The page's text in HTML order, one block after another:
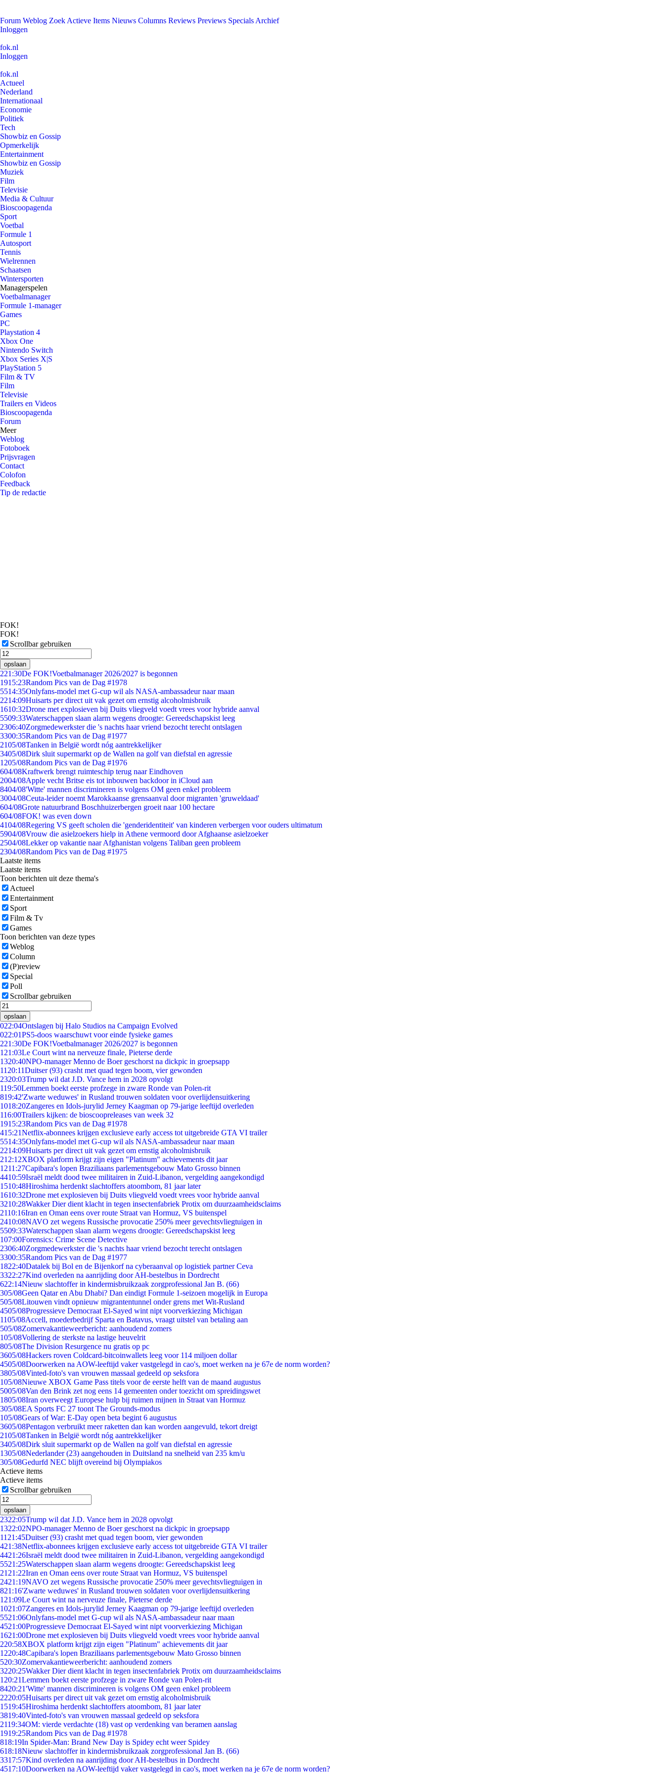
Forum Weblog Zoek Actieve Items Nieuws Columns Reviews Previews Specials Archief
Inloggen
fok.nl
Inloggen
fok.nl
Actueel
Nederland
Internationaal
Economie
Politiek
Tech
Showbiz en Gossip
Opmerkelijk
Entertainment
Showbiz en Gossip
Muziek
Film
Televisie
Media & Cultuur
Bioscoopagenda
Sport
Voetbal
Formule 1
Autosport
Tennis
Wielrennen
Schaatsen
Wintersporten
Managerspelen
Voetbalmanager
Formule 1-manager
Games
PC
Playstation 4
Xbox One
Nintendo Switch
Xbox Series X|S
PlayStation 5
Film & TV
Film
Televisie
Trailers en Videos
Bioscoopagenda
Forum
Meer
Weblog
Fotoboek
Prijsvragen
Contact
Colofon
Feedback
Tip de redactie
FOK!
FOK!
Scrollbar gebruiken
opslaan
221:30De FOK!Voetbalmanager 2026/2027 is begonnen
1915:23Random Pics van de Dag #1978
5514:35Onlyfans-model met G-cup wil als NASA-ambassadeur naar maan
2214:09Huisarts per direct uit vak gezet om ernstig alcoholmisbruik
1610:32Drone met explosieven bij Duits vliegveld voedt vrees voor hybride aanval
5509:33Waterschappen slaan alarm wegens droogte: Gereedschapskist leeg
2306:40Zorgmedewerkster die 's nachts haar vriend bezocht terecht ontslagen
3300:35Random Pics van de Dag #1977
2105/08Tanken in België wordt nóg aantrekkelijker
3405/08Dirk sluit supermarkt op de Wallen na golf van diefstal en agressie
1205/08Random Pics van de Dag #1976
604/08Kraftwerk brengt ruimteschip terug naar Eindhoven
2004/08Apple vecht Britse eis tot inbouwen backdoor in iCloud aan
8404/08'Witte' mannen discrimineren is volgens OM geen enkel probleem
3004/08Ceuta-leider noemt Marokkaanse grensaanval door migranten 'gruweldaad'
604/08Grote natuurbrand Boschhuizerbergen groeit naar 100 hectare
604/08FOK! was even down
4104/08Regering VS geeft scholen die 'genderidentiteit' van kinderen verbergen voor ouders ultimatum
5904/08Vrouw die asielzoekers hielp in Athene vermoord door Afghaanse asielzoeker
2504/08Lekker op vakantie naar Afghanistan volgens Taliban geen probleem
2304/08Random Pics van de Dag #1975
Laatste items
Laatste items
Toon berichten uit deze thema's
Actueel
Entertainment
Sport
Film & Tv
Games
Toon berichten van deze types
Weblog
Column
(P)review
Special
Poll
Scrollbar gebruiken
opslaan
022:04Ontslagen bij Halo Studios na Campaign Evolved
022:01PS5-doos waarschuwt voor einde fysieke games
221:30De FOK!Voetbalmanager 2026/2027 is begonnen
1 21:03Le Court wint na nerveuze finale, Pieterse derde
1320:40NPO-manager Menno de Boer geschorst na dickpic in groepsapp
11 20:11Duitser (93) crasht met quad tegen boom, vier gewonden
2320:03Trump wil dat J.D. Vance hem in 2028 opvolgt
119:50Lemmen boekt eerste profzege in zware Ronde van Polen-rit
819:42'Zwarte weduwes' in Rusland trouwen soldaten voor overlijdensuitkering
1018:20Zangeres en Idols-jurylid Jerney Kaagman op 79-jarige leeftijd overleden
116:00Trailers kijken: de bioscoopreleases van week 32
1915:23Random Pics van de Dag #1978
415:21Netflix-abonnees krijgen exclusieve early access tot uitgebreide GTA VI trailer
5514:35Onlyfans-model met G-cup wil als NASA-ambassadeur naar maan
2214:09Huisarts per direct uit vak gezet om ernstig alcoholmisbruik
212:12XBOX platform krijgt zijn eigen "Platinum" achievements dit jaar
1211:27Capibara's lopen Braziliaans parlementsgebouw Mato Grosso binnen
4410:59Israël meldt dood twee militairen in Zuid-Libanon, vergelding aangekondigd
1510:48Hiroshima herdenkt slachtoffers atoombom, 81 jaar later
1610:32Drone met explosieven bij Duits vliegveld voedt vrees voor hybride aanval
3210:28Wakker Dier dient klacht in tegen insectenfabriek Protix om duurzaamheidsclaims
2110:16Iran en Oman eens over route Straat van Hormuz, VS buitenspel
2410:08NAVO zet wegens Russische provocatie 250% meer gevechtsvliegtuigen in
5509:33Waterschappen slaan alarm wegens droogte: Gereedschapskist leeg
107:00Forensics: Crime Scene Detective
2306:40Zorgmedewerkster die 's nachts haar vriend bezocht terecht ontslagen
3300:35Random Pics van de Dag #1977
1822:40Datalek bij Bol en de Bijenkorf na cyberaanval op logistiek partner Ceva
3322:27Kind overleden na aanrijding door AH-bestelbus in Dordrecht
622:14Nieuw slachtoffer in kindermisbruikzaak zorgprofessional Jan B. (66)
305/08Geen Qatar en Abu Dhabi? Dan eindigt Formule 1-seizoen mogelijk in Europa
505/08Litouwen vindt opnieuw migrantentunnel onder grens met Wit-Rusland
4505/08Progressieve Democraat El-Sayed wint nipt voorverkiezing Michigan
1105/08Accell, moederbedrijf Sparta en Batavus, vraagt uitstel van betaling aan
505/08Zomervakantieweerbericht: aanhoudend zomers
105/08Vollering de sterkste na lastige heuvelrit
805/08The Division Resurgence nu gratis op pc
3605/08Hackers roven Coldcard-bitcoinwallets leeg voor 114 miljoen dollar
4505/08Doorwerken na AOW-leeftijd vaker vastgelegd in cao's, moet werken na je 67e de norm worden?
3805/08Vinted-foto's van vrouwen massaal gedeeld op seksfora
105/08Nieuwe XBOX Game Pass titels voor de eerste helft van de maand augustus
5005/08Van den Brink zet nog eens 14 gemeenten onder toezicht om spreidingswet
1805/08Iran overweegt Europese hulp bij ruimen mijnen in Straat van Hormuz
305/08EA Sports FC 27 toont The Grounds-modus
105/08Gears of War: E-Day open beta begint 6 augustus
3605/08Pentagon verbruikt meer raketten dan kan worden aangevuld, tekort dreigt
2105/08Tanken in België wordt nóg aantrekkelijker
3405/08Dirk sluit supermarkt op de Wallen na golf van diefstal en agressie
1305/08Nederlander (23) aangehouden in Duitsland na snelheid van 235 km/u
305/08Gedurfd NEC blijft overeind bij Olympiakos
Actieve items
Actieve items
Scrollbar gebruiken
opslaan
2322:05Trump wil dat J.D. Vance hem in 2028 opvolgt
1322:02NPO-manager Menno de Boer geschorst na dickpic in groepsapp
11 21:45Duitser (93) crasht met quad tegen boom, vier gewonden
421:38Netflix-abonnees krijgen exclusieve early access tot uitgebreide GTA VI trailer
4421:26Israël meldt dood twee militairen in Zuid-Libanon, vergelding aangekondigd
5521:25Waterschappen slaan alarm wegens droogte: Gereedschapskist leeg
21 21:22Iran en Oman eens over route Straat van Hormuz, VS buitenspel
2421:19NAVO zet wegens Russische provocatie 250% meer gevechtsvliegtuigen in
821:16'Zwarte weduwes' in Rusland trouwen soldaten voor overlijdensuitkering
1 21:09Le Court wint na nerveuze finale, Pieterse derde
1021:07Zangeres en Idols-jurylid Jerney Kaagman op 79-jarige leeftijd overleden
5521:06Onlyfans-model met G-cup wil als NASA-ambassadeur naar maan
4521:00Progressieve Democraat El-Sayed wint nipt voorverkiezing Michigan
1621:00Drone met explosieven bij Duits vliegveld voedt vrees voor hybride aanval
220:58XBOX platform krijgt zijn eigen "Platinum" achievements dit jaar
1220:48Capibara's lopen Braziliaans parlementsgebouw Mato Grosso binnen
520:30Zomervakantieweerbericht: aanhoudend zomers
3220:25Wakker Dier dient klacht in tegen insectenfabriek Protix om duurzaamheidsclaims
1 20:21Lemmen boekt eerste profzege in zware Ronde van Polen-rit
8420:21'Witte' mannen discrimineren is volgens OM geen enkel probleem
2220:05Huisarts per direct uit vak gezet om ernstig alcoholmisbruik
1519:45Hiroshima herdenkt slachtoffers atoombom, 81 jaar later
3819:40Vinted-foto's van vrouwen massaal gedeeld op seksfora
2119:34OM: vierde verdachte (18) vast op verdenking van beramen aanslag
1919:25Random Pics van de Dag #1978
818:19In Spider-Man: Brand New Day is Spidey echt weer Spidey
618:18Nieuw slachtoffer in kindermisbruikzaak zorgprofessional Jan B. (66)
3317:57Kind overleden na aanrijding door AH-bestelbus in Dordrecht
4517:10Doorwerken na AOW-leeftijd vaker vastgelegd in cao's, moet werken na je 67e de norm worden?